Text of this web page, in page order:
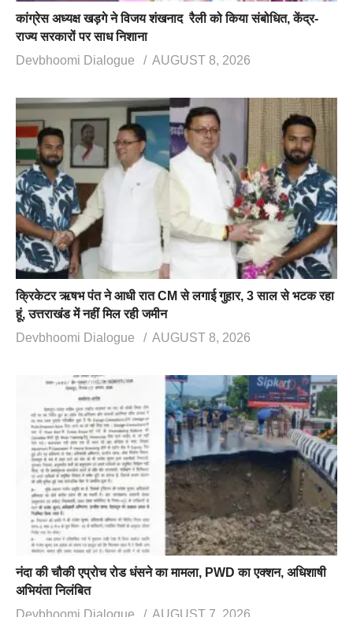
कांग्रेस अध्यक्ष खड़गे ने विजय शंखनाद रैली को किया संबोधित, केंद्र-
राज्य सरकारों पर साध निशाना
Devbhoomi Dialogue
AUGUST 8, 2026
क्रिकेटर ऋषभ पंत ने आधी रात CM से लगाई गुहार, 3 साल से भटक रहा
हूं, उत्तराखंड में नहीं मिल रही जमीन
Devbhoomi Dialogue
AUGUST 8, 2026
नंदा की चौकी एप्रोच रोड धंसने का मामला, PWD का एक्शन, अधिशाषी
अभियंता निलंबित